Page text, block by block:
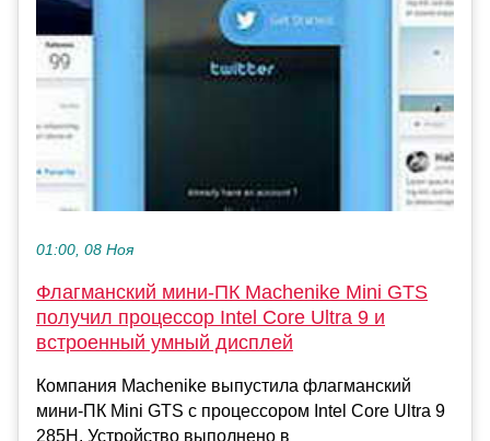
01:00, 08 Ноя
Флагманский мини-ПК Machenike Mini GTS
получил процессор Intel Core Ultra 9 и
встроенный умный дисплей
Компания Machenike выпустила флагманский
мини-ПК Mini GTS с процессором Intel Core Ultra 9
285H. Устройство выполнено в